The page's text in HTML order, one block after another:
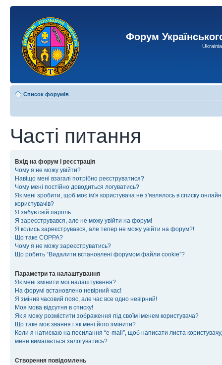
Форум
Список форумів
Часті питання
Вхід на форум і реєстрація
Чому я не можу увійти?
Навіщо мені взагалі потрібно реєструватися?
Чому мені постійно доводиться логуватись?
Як мені зробити, щоб моє ім'я користувача не з'являлось в списку онлайн
користувачів?
Я забув свій пароль
Я зареєструвався, але не можу увійти на форум!
Я колись зареєструвався, але тепер не можу увійти на форум?!
Що таке COPPA?
Чому я не можу зареєструватись?
Що робить “Видалити встановлені форумом файли cookie”?
Параметри та налаштування
Як мені змінити мої налаштування?
На форумі встановлено невірний час!
Я змінив часовий пояс, але час все одно невірний!
Моя мова відсутня в списку!
Як я можу розмістити зображення під своїм іменем користувача?
Що таке моє звання і як мені його змінити?
Коли я натискаю на посилання “e-mail”, щоб написати листа користувачу,
мене вимагається залогуватись?
Створення повідомлень